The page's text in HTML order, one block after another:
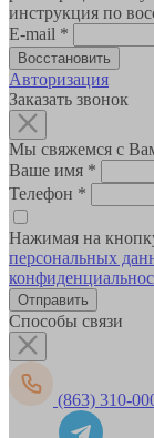
инструкция по
E-mail *
Авторизация
Заказать звонок
Мы свяжемся с
Ваше имя *
Телефон *
Нажимая на
персональных
Способы связи
(863) 310-